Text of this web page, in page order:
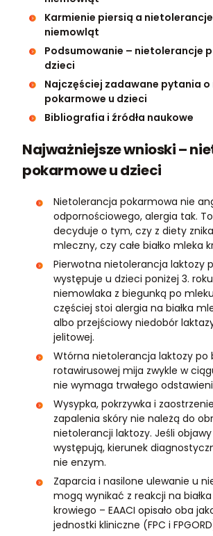
Karmienie piersią a
niemowląt
Podsumowanie – nietolerancje
dzieci
Najczęściej zadawane pytania
pokarmowe u dzieci
Bibliografia i źródła naukowe
Najważniejsze wnioski –
pokarmowe u dzieci
Nietolerancja pokarmowa nie
odpornościowego, alergia tak.
decyduje o tym, czy z diety
mleczny, czy całe białko mleka
Pierwotna nietolerancja laktozy
występuje u dzieci poniżej 3.
niemowlaka z biegunką po
częściej stoi alergia na białka
albo przejściowy niedobór
jelitowej.
Wtórna nietolerancja laktozy po
rotawirusowej mija zwykle w
nie wymaga trwałego
Wysypka, pokrzywka i
zapalenia skóry nie należą do
nietolerancji laktozy. Jeśli
występują, kierunek
nie enzym.
Zaparcia i nasilone ulewanie u
mogą wynikać z reakcji na
krowiego – EAACI opisało oba
jednostki kliniczne (FPC i